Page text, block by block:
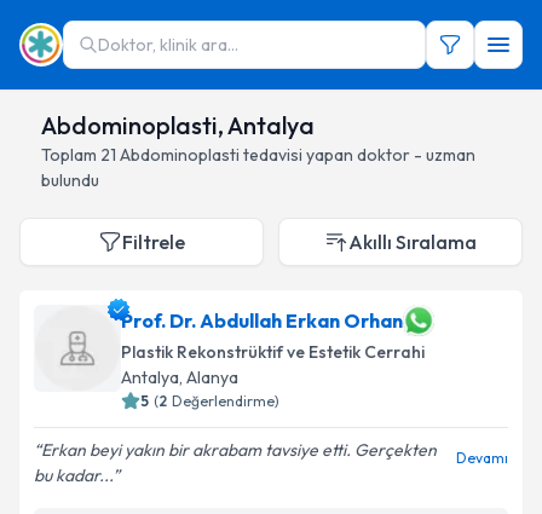
Doktor, klinik ara...
Abdominoplasti, Antalya
Toplam 21 Abdominoplasti tedavisi yapan doktor - uzman
bulundu
Filtrele Akıllı Sıralama
Prof. Dr. Abdullah Erkan Orhan
Plastik Rekonstrüktif ve Estetik Cerrahi
Antalya, Alanya
5 (2 Değerlendirme)
Erkan beyi yakın bir akrabam tavsiye etti. Gerçekten
bu kadar...
Devamı